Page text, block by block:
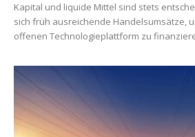
Kapital und liquide Mittel sind stets
sich früh ausreichende Handelsumsätze,
offenen Technologieplattform zu